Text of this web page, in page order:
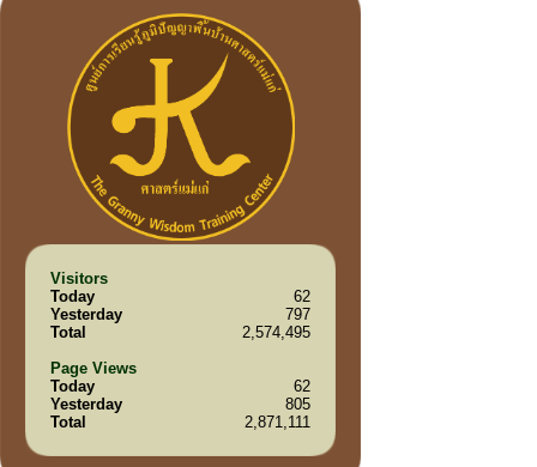
Visitors
Today
62
Yesterday
797
Total
2,574,495
Page Views
Today
62
Yesterday
805
Total
2,871,111